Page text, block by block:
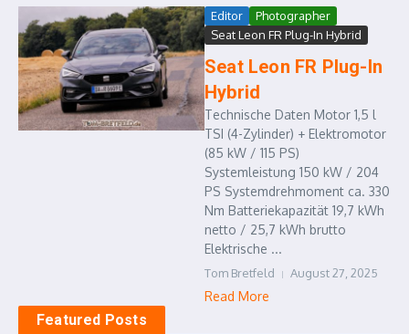
Editor
Photographer
Seat Leon FR Plug-In Hybrid
Seat Leon FR Plug-In
Hybrid
Technische Daten Motor 1,5 l
TSI (4-Zylinder) + Elektromotor
(85 kW / 115 PS)
Systemleistung 150 kW / 204
PS Systemdrehmoment ca. 330
Nm Batteriekapazität 19,7 kWh
netto / 25,7 kWh brutto
Elektrische ...
Tom Bretfeld August 27, 2025
Read More
Featured Posts